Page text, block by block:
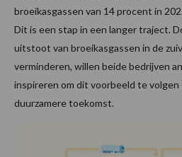
broeikasgassen van 14 procent in
Dit is een stap in een langer traject.
uitstoot van broeikasgassen in de
verminderen, willen beide bedrijven
inspireren om dit voorbeeld te volgen
duurzamere toekomst.